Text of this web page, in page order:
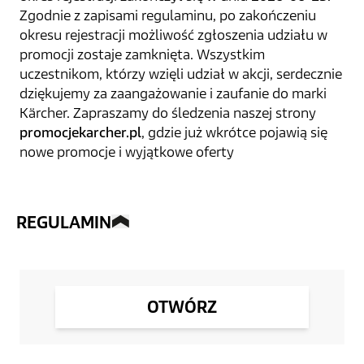
Zgodnie z zapisami regulaminu, po zakończeniu
okresu rejestracji możliwość zgłoszenia udziału w
promocji zostaje zamknięta. Wszystkim
uczestnikom, którzy wzięli udział w akcji, serdecznie
dziękujemy za zaangażowanie i zaufanie do marki
Kärcher. Zapraszamy do śledzenia naszej strony
promocjekarcher.pl, gdzie już wkrótce pojawią się
nowe promocje i wyjątkowe oferty
REGULAMIN
OTWÓRZ